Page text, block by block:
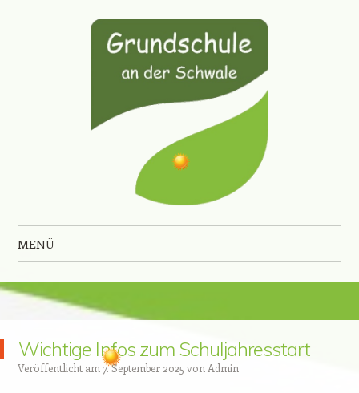
Grundschule an der Schwale
MENÜ
Wichtige Infos zum Schuljahresstart
Veröffentlicht am 7. September 2025 von Admin